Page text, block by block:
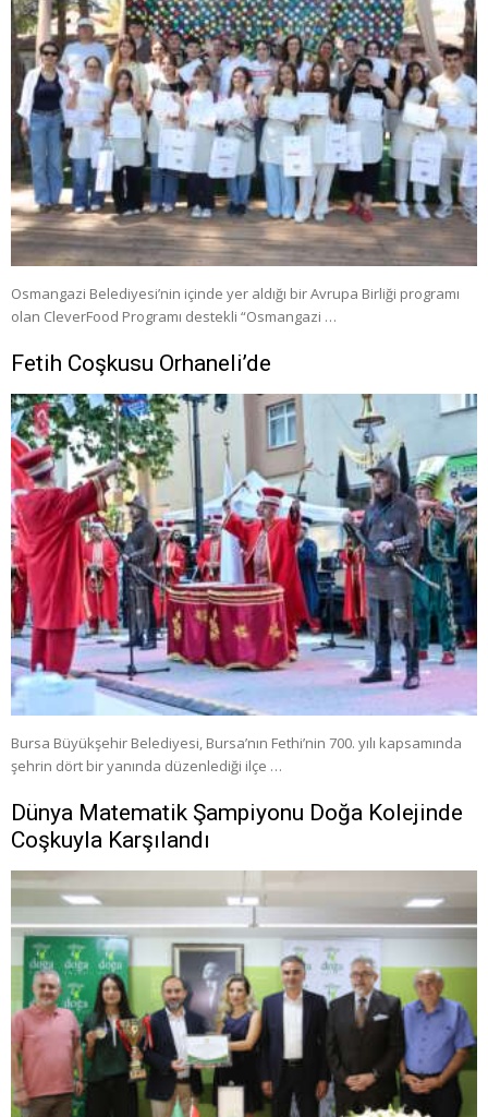
Osmangazi Belediyesi’nin içinde yer aldığı bir Avrupa Birliği programı
olan CleverFood Programı destekli “Osmangazi …
Fetih Coşkusu Orhaneli’de
Bursa Büyükşehir Belediyesi, Bursa’nın Fethi’nin 700. yılı kapsamında
şehrin dört bir yanında düzenlediği ilçe …
Dünya Matematik Şampiyonu Doğa Kolejinde
Coşkuyla Karşılandı